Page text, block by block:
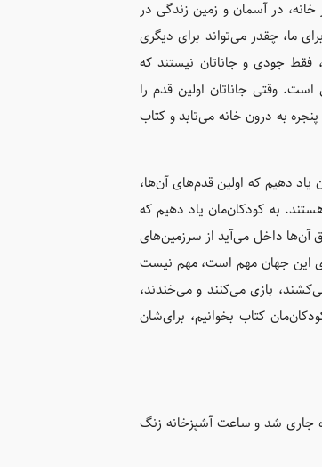
خانه، در آسمان و زمین زندگی در
ما، چقدر می‌تواند برای دیگری
فقط جودی و جاناتان نیستند که
وقتی جاناتان اولین قدم را
به درون خانه می‌تابد و کتاب
دهیم که اولین قدم‌های آن‌ها،
به کودکان‌مان یاد دهیم که
آن‌ها داخل می‌آید از سرزمین‌های
این جهان مهم است، مهم نیست
بازی می‌کنند و می‌خندند،
کتاب بخوانیم، برای‌شان
جاری شد و ساعت آشپزخانه زنگ